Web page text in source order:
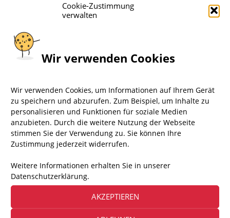
Cookie-Zustimmung
verwalten
Wir verwenden Cookies
Wir verwenden Cookies, um Informationen auf Ihrem Gerät
zu speichern und abzurufen. Zum Beispiel, um Inhalte zu
personalisieren und Funktionen für soziale Medien
anzubieten. Durch die weitere Nutzung der Webseite
stimmen Sie der Verwendung zu. Sie können Ihre
Zustimmung jederzeit widerrufen.
Weitere Informationen erhalten Sie in unserer
Datenschutzerklärung.
AKZEPTIEREN
6.116Aufrufe
▸ ÜBER AKTION FAIR PLAY